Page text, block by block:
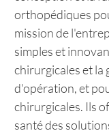
orthopédiques
mission de
simples et
chirurgicales et la
d'opération, et
chirurgicales. Ils
santé des